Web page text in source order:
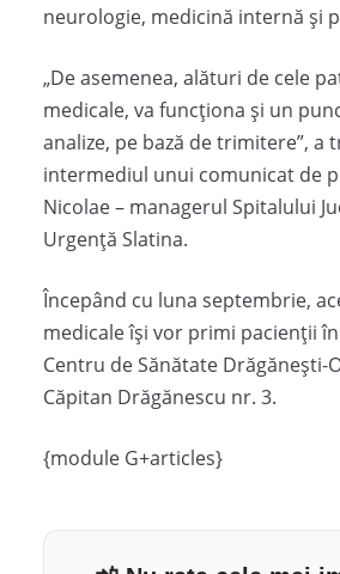
neurologie, medicină internă și
„De asemenea, alături de cele
medicale, va funcționa și un
analize, pe bază de trimitere”, a
intermediul unui comunicat de
Nicolae – managerul Spitalului
Urgenţă Slatina.
Începând cu luna septembrie,
medicale își vor primi pacienții
Centru de Sănătate Drăgănești-
Căpitan Drăgănescu nr. 3.
{module G+articles}